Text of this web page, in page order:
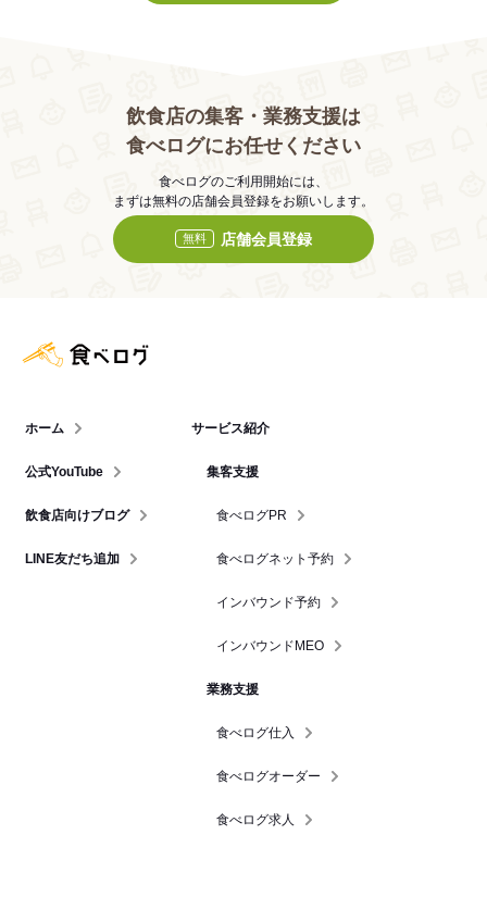
飲食店の集客・業務支援は
食べログにお任せください
食べログのご利用開始には、
まずは無料の店舗会員登録をお願いします。
無料 店舗会員登録
ホーム
公式YouTube
飲食店向けブログ
LINE友だち追加
サービス紹介
集客支援
食べログPR
食べログネット予約
インバウンド予約
インバウンドMEO
業務支援
食べログ仕入
食べログオーダー
食べログ求人